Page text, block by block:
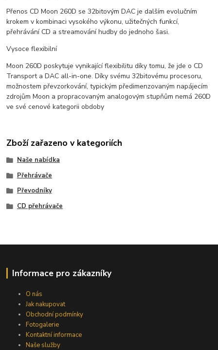
Přenos CD Moon 260D se 32bitovým DAC je dalším evolučním
krokem v kombinaci vysokého výkonu, užitečných funkcí,
přehrávání CD a streamování hudby do jednoho šasi.
Vysoce flexibilní
Moon 260D poskytuje vynikající flexibilitu díky tomu, že jde o CD
Transport a DAC all-in-one. Díky svému 32bitovému procesoru,
možnostem převzorkování, typickým předimenzovaným napájecím
zdrojům Moon a propracovaným analogovým stupňům nemá 260D
ve své cenové kategorii obdoby
Zboží zařazeno v kategoriích
Naše nabídka
Přehrávače
Převodníky
CD přehrávače
Informace pro zákazníky
O nás
Jak nakupovat
Obchodní podmínky
Fotogalerie
Kontaktní informace
Naše služby